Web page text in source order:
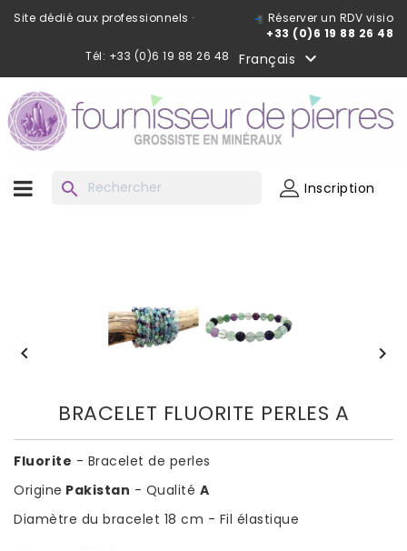
Site dédié aux professionnels ·
Réserver un RDV visio
+33 (0)6 19 88 26 48
Tél: +33 (0)6 19 88 26 48
Français 
search Inscription
 
BRACELET FLUORITE PERLES A
Fluorite - Bracelet de perles
Origine Pakistan - Qualité A
Diamètre du bracelet 18 cm - Fil élastique